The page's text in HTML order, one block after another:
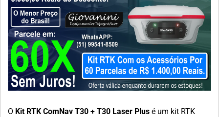
O Kit RTK ComNav T30 + T30 Laser Plus é um kit RTK